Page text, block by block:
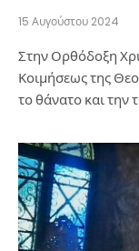
15 Αυγούστου 2024
Στην Ορθόδοξη
Κοιμήσεως της
το θάνατο και την